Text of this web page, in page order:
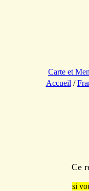
Carte et
Accueil /
Ce
si